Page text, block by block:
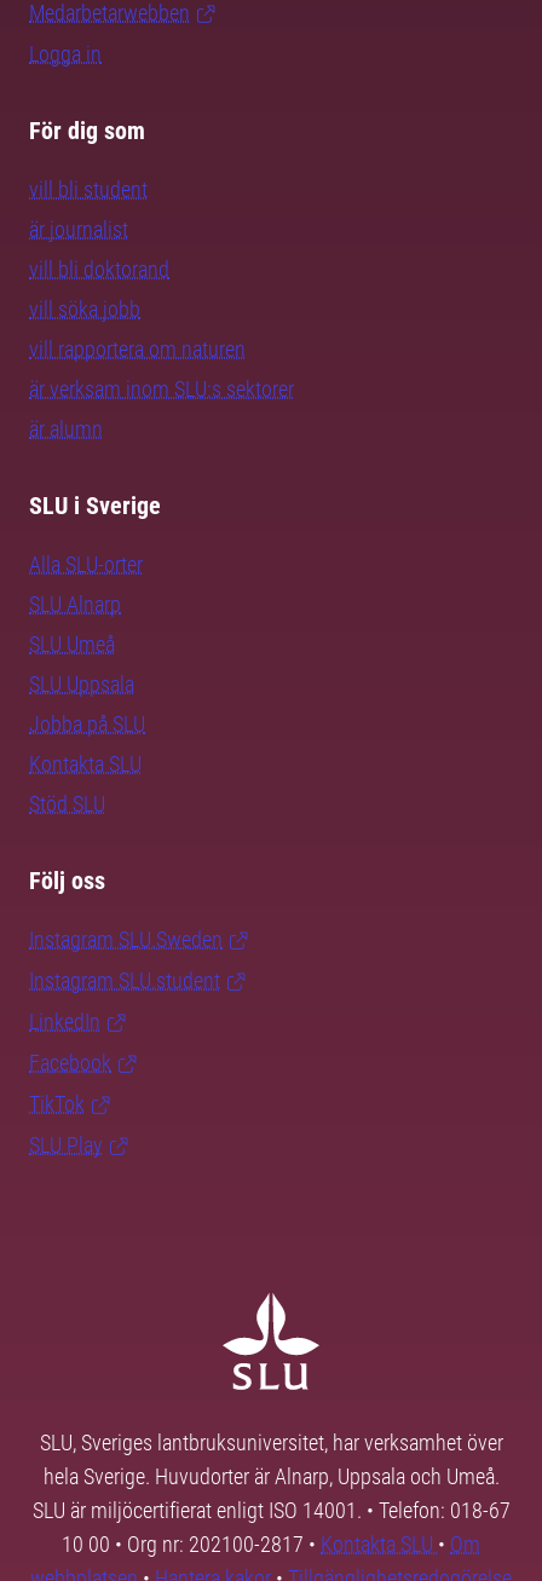
Medarbetarwebben
Logga in
För dig som
vill bli student
är journalist
vill bli doktorand
vill söka jobb
vill rapportera om naturen
är verksam inom SLU:s sektorer
är alumn
SLU i Sverige
Alla SLU-orter
SLU Alnarp
SLU Umeå
SLU Uppsala
Jobba på SLU
Kontakta SLU
Stöd SLU
Följ oss
Instagram SLU.Sweden
Instagram SLU.student
LinkedIn
Facebook
TikTok
SLU Play
SLU, Sveriges lantbruksuniversitet, har verksamhet över
hela Sverige. Huvudorter är Alnarp, Uppsala och Umeå.
SLU är miljöcertifierat enligt ISO 14001. • Telefon: 018-67
10 00 • Org nr: 202100-2817 • Kontakta SLU • Om